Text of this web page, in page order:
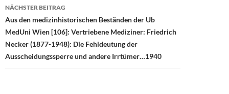
NÄCHSTER BEITRAG
Aus den medizinhistorischen Beständen der Ub
MedUni Wien [106]: Vertriebene Mediziner: Friedrich
Necker (1877-1948): Die Fehldeutung der
Ausscheidungssperre und andere Irrtümer…1940